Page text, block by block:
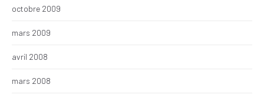
octobre 2009
mars 2009
avril 2008
mars 2008